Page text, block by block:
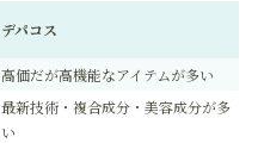
デパコス
高価だが高機能なアイテムが多い
最新技術・複合成分・美容成分が多
い